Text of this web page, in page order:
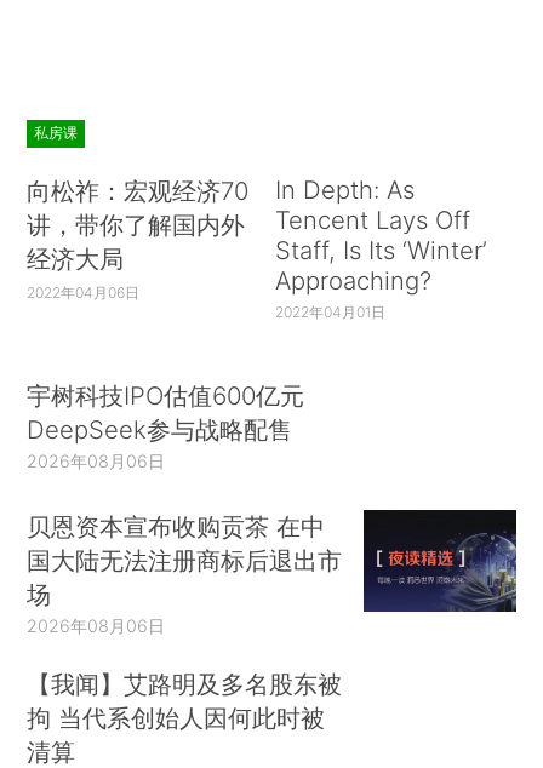
私房课
向松祚：宏观经济70
讲，带你了解国内外
经济大局
2022年04月06日
In Depth: As
Tencent Lays Off
Staff, Is Its ‘Winter’
Approaching?
2022年04月01日
宇树科技IPO估值600亿元
DeepSeek参与战略配售
2026年08月06日
贝恩资本宣布收购贡茶 在中
国大陆无法注册商标后退出市
场
2026年08月06日
【我闻】艾路明及多名股东被
拘 当代系创始人因何此时被
清算